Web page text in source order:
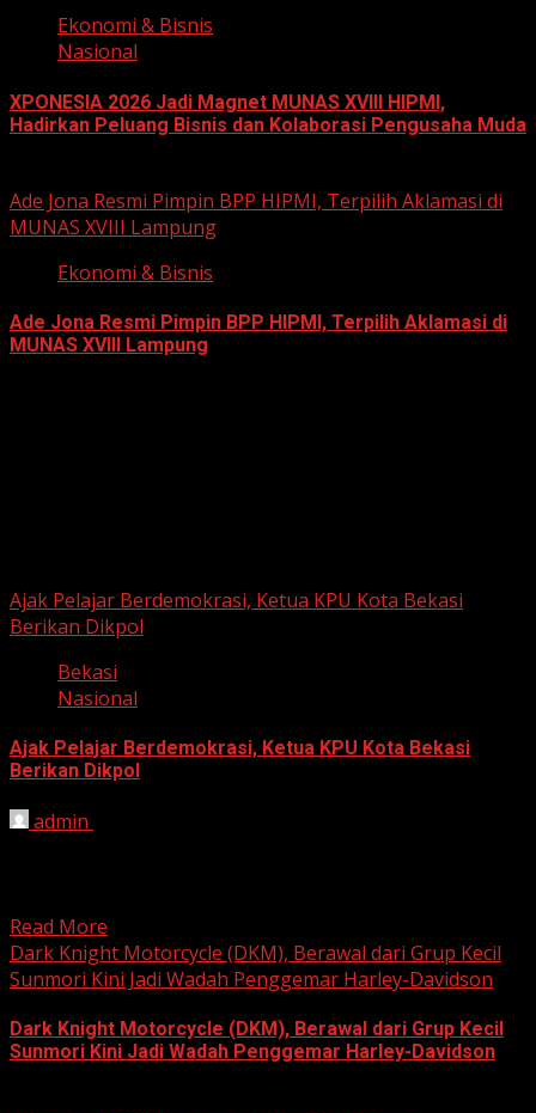
Ekonomi & Bisnis
Nasional
XPONESIA 2026 Jadi Magnet MUNAS XVIII HIPMI,
Hadirkan Peluang Bisnis dan Kolaborasi Pengusaha Muda
Ade Jona Resmi Pimpin BPP HIPMI, Terpilih Aklamasi di
MUNAS XVIII Lampung
Ekonomi & Bisnis
Ade Jona Resmi Pimpin BPP HIPMI, Terpilih Aklamasi di
MUNAS XVIII Lampung
Ajak Pelajar Berdemokrasi, Ketua KPU Kota Bekasi
Berikan Dikpol
Bekasi
Nasional
Ajak Pelajar Berdemokrasi, Ketua KPU Kota Bekasi
Berikan Dikpol
admin
Read More
Dark Knight Motorcycle (DKM), Berawal dari Grup Kecil
Sunmori Kini Jadi Wadah Penggemar Harley-Davidson
Dark Knight Motorcycle (DKM), Berawal dari Grup Kecil
Sunmori Kini Jadi Wadah Penggemar Harley-Davidson